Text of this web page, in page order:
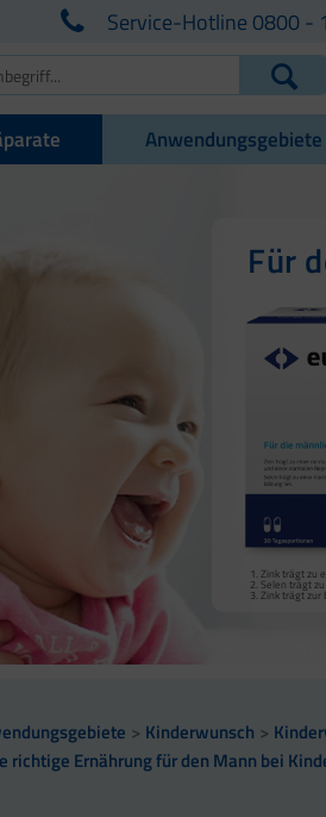
Service-Hotline 0800 -
Anwendungsgebiete
Für
Zink trägt zu
Selen trägt
Zink trägt zur
Kinderwunsch
richtige Ernährung für den Mann bei